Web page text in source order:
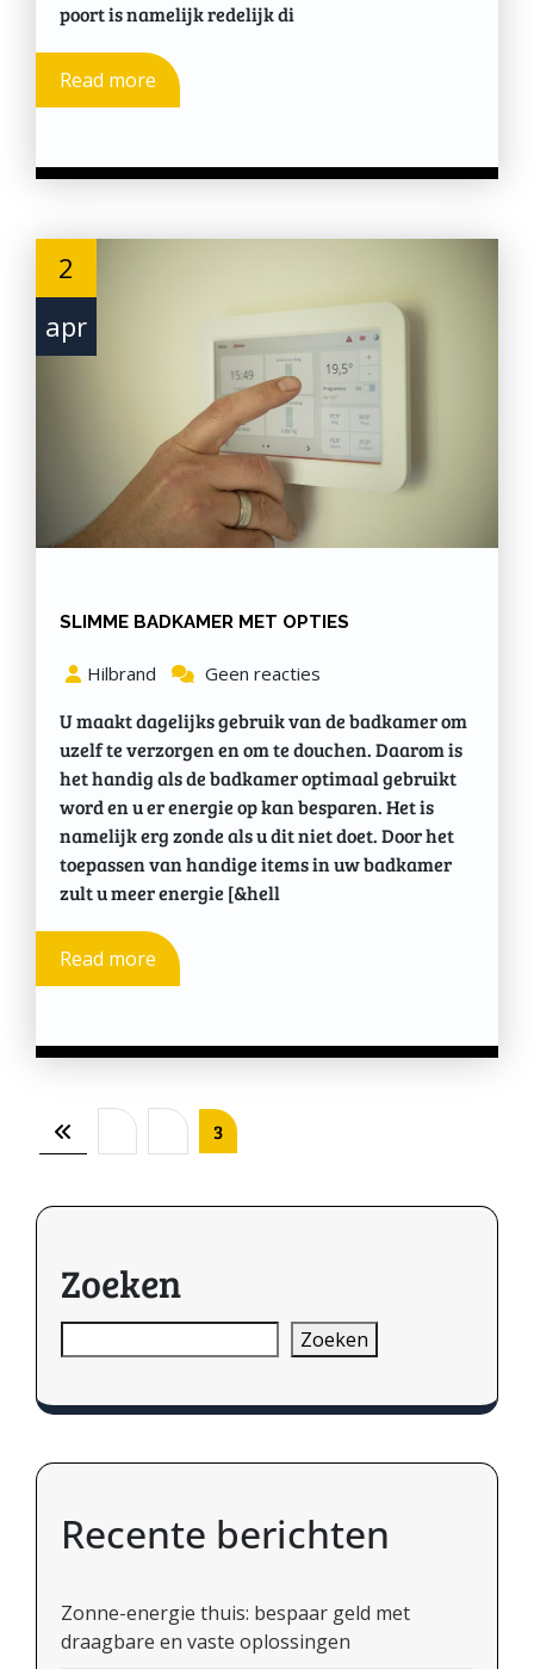
poort is namelijk redelijk di
Read more
2
apr
SLIMME BADKAMER MET OPTIES
Hilbrand Geen reacties
U maakt dagelijks gebruik van de badkamer om
uzelf te verzorgen en om te douchen. Daarom is
het handig als de badkamer optimaal gebruikt
word en u er energie op kan besparen. Het is
namelijk erg zonde als u dit niet doet. Door het
toepassen van handige items in uw badkamer
zult u meer energie [&hell
Read more
Berichten
3
Zoeken
Zoeken
Recente berichten
Zonne-energie thuis: bespaar geld met
draagbare en vaste oplossingen